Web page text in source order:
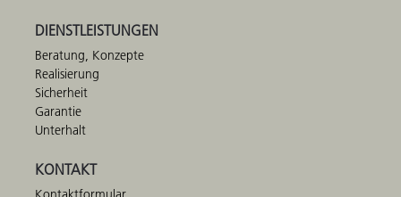
DIENSTLEISTUNGEN
Beratung, Konzepte
Realisierung
Sicherheit
Garantie
Unterhalt
KONTAKT